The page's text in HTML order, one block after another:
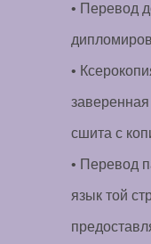
• Перевод
•
сшита с
• Перевод
язык той